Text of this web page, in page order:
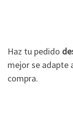
Haz tu pedido
mejor se adapte
compra.